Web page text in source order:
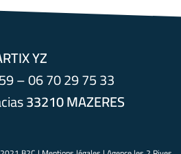
YZ
– 06 70 29 75 33
33210 MAZERES